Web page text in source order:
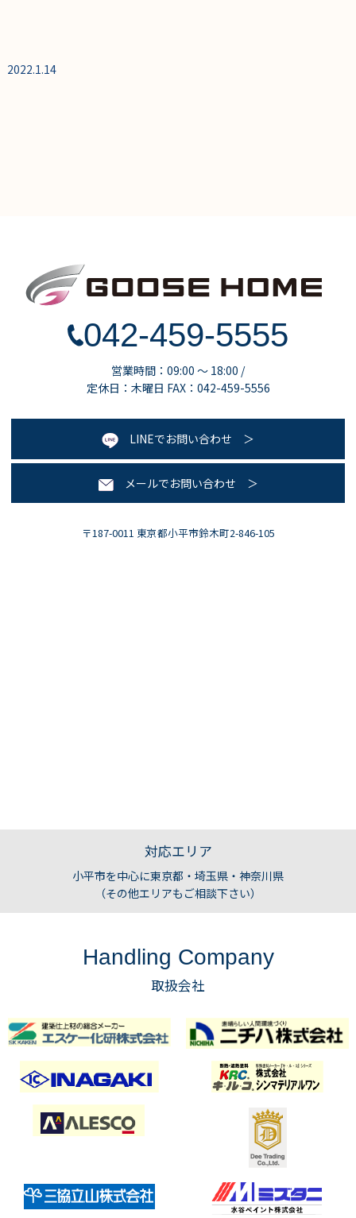
2022.1.14
042-459-5555
営業時間：09:00 ～ 18:00 /
定休日：木曜日 FAX：042-459-5556
LINEでお問い合わせ
メールでお問い合わせ
〒187-0011 東京都小平市鈴木町2-846-105
対応エリア
小平市を中心に東京都・埼玉県・神奈川県
（その他エリアもご相談下さい）
Handling Company
取扱会社